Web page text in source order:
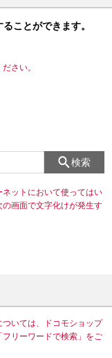
ことができます。
さい。
検索
ットにおいて使ってはい
画面で文字化けが発生す
ついては、ドコモショップ
リーワードで検索」をご